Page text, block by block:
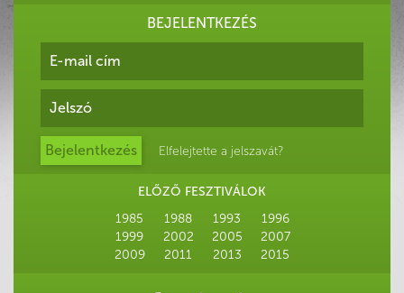
BEJELENTKEZÉS
Elfelejtette a jelszavát?
ELŐZŐ FESZTIVÁLOK
1985
1988 1993
1996
1999
2002 2005
2007
2009
2011 2013 2015